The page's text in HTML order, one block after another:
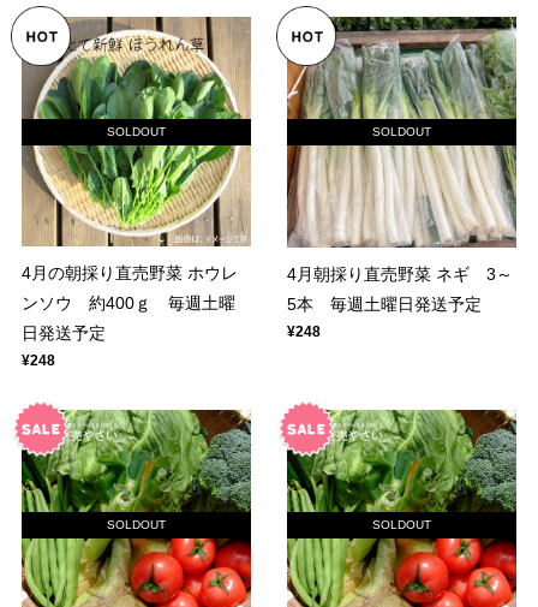
SOLDOUT
4月の朝採り直売野菜 ホウレ
ンソウ 約400ｇ 毎週土曜
日発送予定
¥248
SOLDOUT
4月朝採り直売野菜 ネギ 3～
5本 毎週土曜日発送予定
¥248
SOLDOUT SOLDOUT